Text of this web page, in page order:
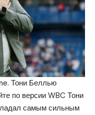
Тони Беллью
по версии WBC Тони
самым сильным